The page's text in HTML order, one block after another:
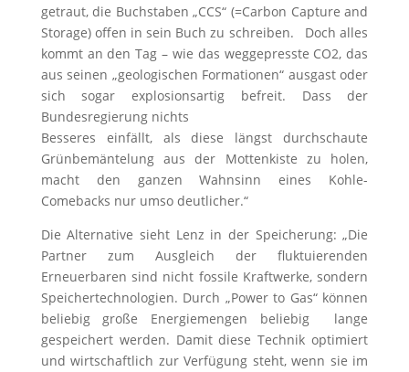
getraut, die Buchstaben „CCS“ (=Carbon Capture and
Storage) offen in sein Buch zu schreiben. Doch alles
kommt an den Tag – wie das weggepresste CO2, das
aus seinen „geologischen Formationen“ ausgast oder
sich sogar explosionsartig befreit. Dass der
Bundesregierung nichts
Besseres einfällt, als diese längst durchschaute
Grünbemäntelung aus der Mottenkiste zu holen,
macht den ganzen Wahnsinn eines Kohle-
Comebacks nur umso deutlicher.“
Die Alternative sieht Lenz in der Speicherung: „Die
Partner zum Ausgleich der fluktuierenden
Erneuerbaren sind nicht fossile Kraftwerke, sondern
Speichertechnologien. Durch „Power to Gas“ können
beliebig große Energiemengen beliebig lange
gespeichert werden. Damit diese Technik optimiert
und wirtschaftlich zur Verfügung steht, wenn sie im